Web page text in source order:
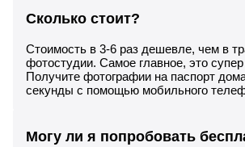
Сколько стоит?
Стоимость в 3-6 раз дешевле, чем в
фотостудии. Самое главное, это
Получите фотографии на паспорт
секунды с помощью мобильного
Могу ли я попробовать